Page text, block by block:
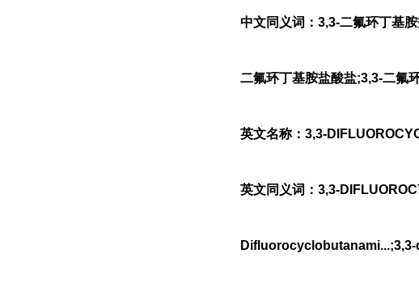
中文同义词：3,3-二氟环丁基
二氟环丁基胺盐酸盐;3,3-二氟
英文名称：3,3-
英文同义词：3,3-